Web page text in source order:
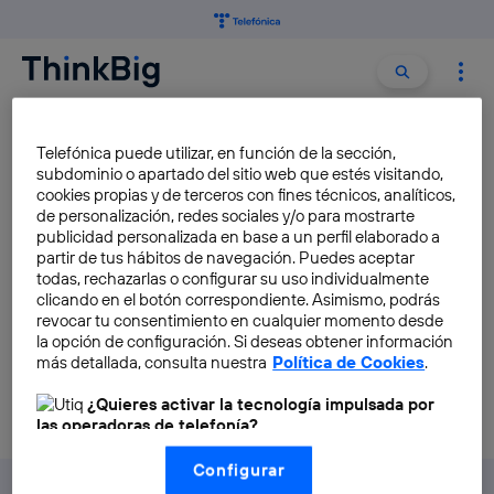
Buscar
SERGIO LLULL
Sergio Llull, MVP Movistar de
esta temporada
Lucía Gavilán Rivillas
Telefónica puede utilizar, en función de la sección,
subdominio o apartado del sitio web que estés visitando,
cookies propias y de terceros con fines técnicos, analíticos,
de personalización, redes sociales y/o para mostrarte
publicidad personalizada en base a un perfil elaborado a
partir de tus hábitos de navegación. Puedes aceptar
todas, rechazarlas o configurar su uso individualmente
clicando en el botón correspondiente. Asimismo, podrás
revocar tu consentimiento en cualquier momento desde
la opción de configuración. Si deseas obtener información
más detallada, consulta nuestra Política de Cookies.
¿Quieres activar la tecnología impulsada por
las operadoras de telefonía?
Nosotros, Telefónica S.A., utilizamos la tecnología Utiq para
realizar nuestras acciones de marketing digital o análisis
Configurar